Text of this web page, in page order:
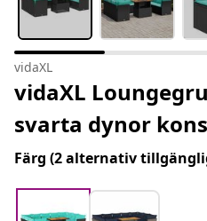
vidaXL
vidaXL
svarta dynor
Färg (2 alternativ